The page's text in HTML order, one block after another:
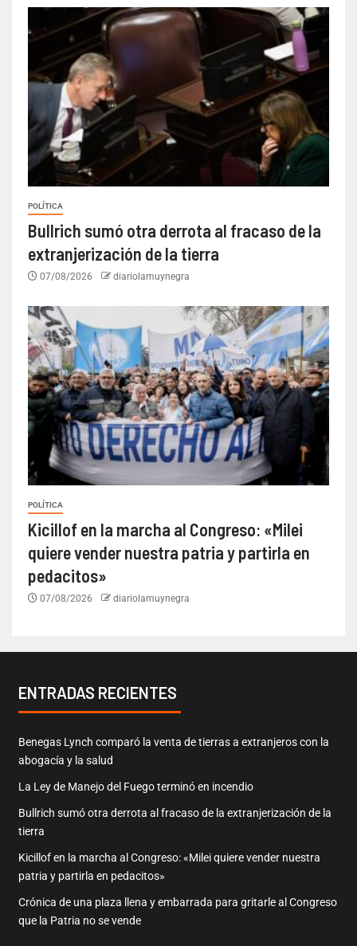
POLÍTICA
Bullrich sumó otra derrota al fracaso de la
extranjerización de la tierra
07/08/2026 diariolamuynegra
POLÍTICA
Kicillof en la marcha al Congreso: «Milei
quiere vender nuestra patria y partirla en
pedacitos»
07/08/2026 diariolamuynegra
ENTRADAS RECIENTES
Benegas Lynch comparó la venta de tierras a extranjeros con la
abogacía y la salud
La Ley de Manejo del Fuego terminó en incendio
Bullrich sumó otra derrota al fracaso de la extranjerización de la
tierra
Kicillof en la marcha al Congreso: «Milei quiere vender nuestra
patria y partirla en pedacitos»
Crónica de una plaza llena y embarrada para gritarle al Congreso
que la Patria no se vende